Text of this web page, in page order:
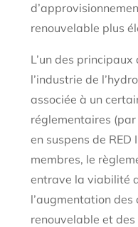
renouvelable plus
L’un des
l’industrie de
associée à un
réglementaires
en suspens de RED
membres, le
entrave la viabilité
l’augmentation des
renouvelable et